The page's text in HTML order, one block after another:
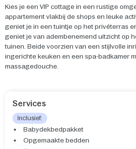
Kies je een VIP cottage in een rustige
appartement vlakbij de shops en leuke
geniet je in een tuintje op het privéterras
geniet je van adembenemend uitzicht op
tuinen. Beide voorzien van een stijlvolle
ingerichte keuken en een spa-badkamer
massagedouche.
Services
Inclusief:
Babydekbedpakket
Opgemaakte bedden